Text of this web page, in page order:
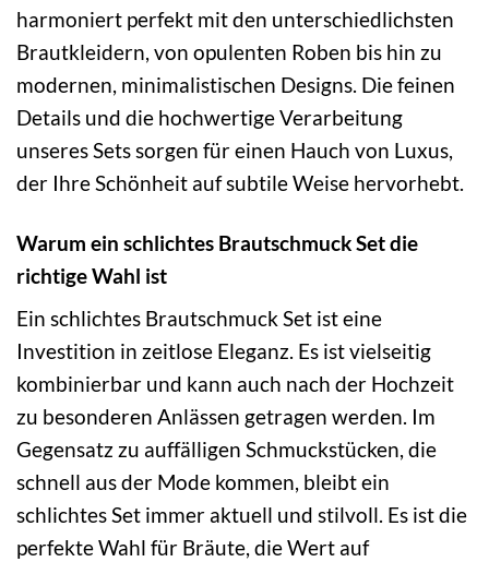
harmoniert perfekt mit den unterschiedlichsten
Brautkleidern, von opulenten Roben bis hin zu
modernen, minimalistischen Designs. Die feinen
Details und die hochwertige Verarbeitung
unseres Sets sorgen für einen Hauch von Luxus,
der Ihre Schönheit auf subtile Weise hervorhebt.
Warum ein schlichtes Brautschmuck Set die
richtige Wahl ist
Ein schlichtes Brautschmuck Set ist eine
Investition in zeitlose Eleganz. Es ist vielseitig
kombinierbar und kann auch nach der Hochzeit
zu besonderen Anlässen getragen werden. Im
Gegensatz zu auffälligen Schmuckstücken, die
schnell aus der Mode kommen, bleibt ein
schlichtes Set immer aktuell und stilvoll. Es ist die
perfekte Wahl für Bräute, die Wert auf